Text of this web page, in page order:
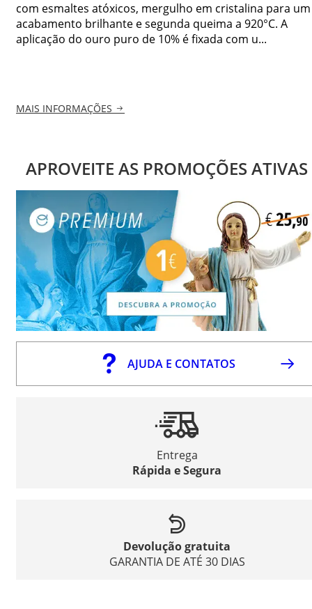
com esmaltes atóxicos, mergulho em cristalina para um
acabamento brilhante e segunda queima a 920°C. A
aplicação do ouro puro de 10% é fixada com u...
MAIS INFORMAÇÕES
APROVEITE AS PROMOÇÕES ATIVAS
AJUDA E CONTATOS
Entrega
Rápida e Segura
Devolução gratuita
GARANTIA DE ATÉ 30 DIAS